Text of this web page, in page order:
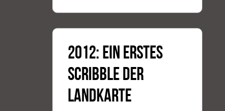
2012: EIN ERSTES
SCRIBBLE DER
LANDKARTE